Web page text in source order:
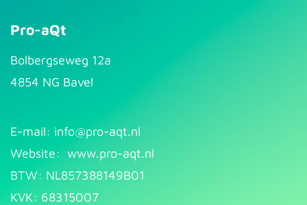
Pro-aQt
Bolbergseweg 12a
4854 NG Bavel
E-mail: info@pr​o-aqt.nl
Website: www.pro-aqt.nl
BTW: NL857388149B01
KVK: 68315007